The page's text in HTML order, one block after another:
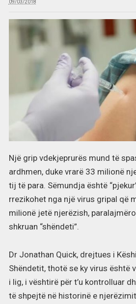
09/03/2018
Një grip vdekjeprurës mund të
ardhmen, duke vrarë 33 milionë
tij të para. Sëmundja është
rrezikohet nga një virus gripal që
milionë jetë njerëzish,
shkruan “shëndeti”.
Dr Jonathan Quick, drejtues i
Shëndetit, thotë se ky virus është
i lig, i vështirë për t’u kontrolluar
të shpejtë në historinë e